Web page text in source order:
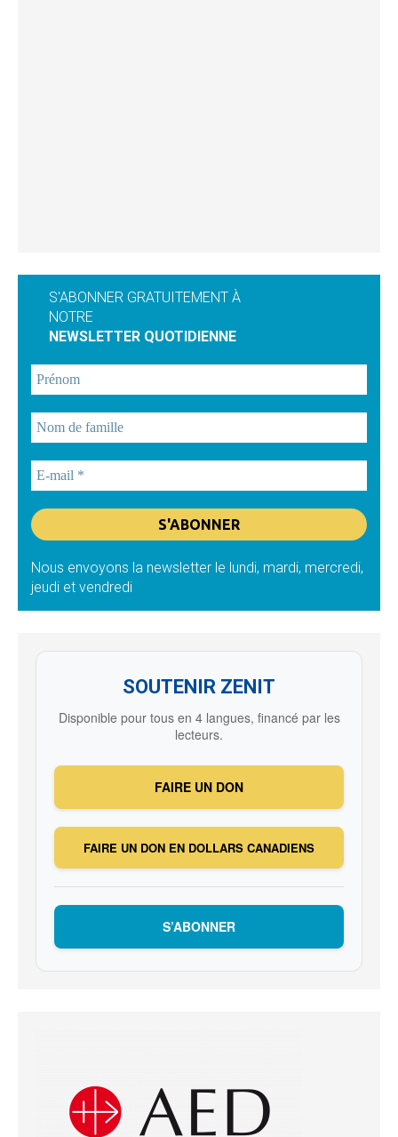
S'ABONNER GRATUITEMENT À
NOTRE
NEWSLETTER QUOTIDIENNE
Nous envoyons la newsletter le lundi, mardi, mercredi,
jeudi et vendredi
SOUTENIR ZENIT
Disponible pour tous en 4 langues, financé par les
lecteurs.
FAIRE UN DON
FAIRE UN DON EN DOLLARS CANADIENS
S’ABONNER